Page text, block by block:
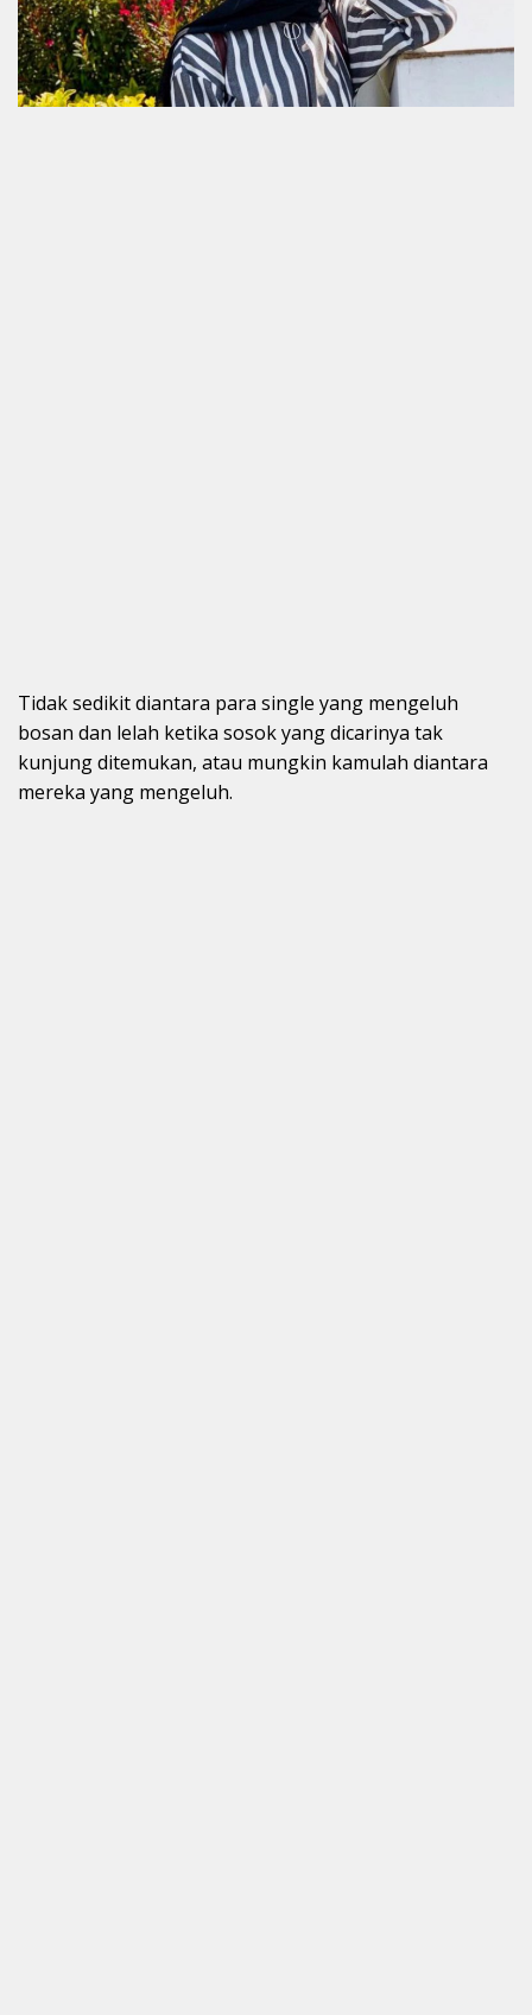
Tidak sedikit diantara para single yang mengeluh
bosan dan lelah ketika sosok yang dicarinya tak
kunjung ditemukan, atau mungkin kamulah diantara
mereka yang mengeluh.